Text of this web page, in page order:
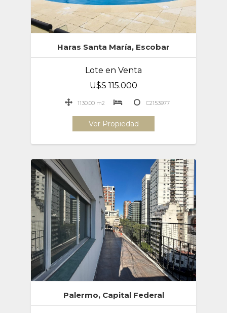
Haras Santa María, Escobar
Lote en Venta
U$S 115.000
1130.00 m2 C2153977
Ver Propiedad
Palermo, Capital Federal